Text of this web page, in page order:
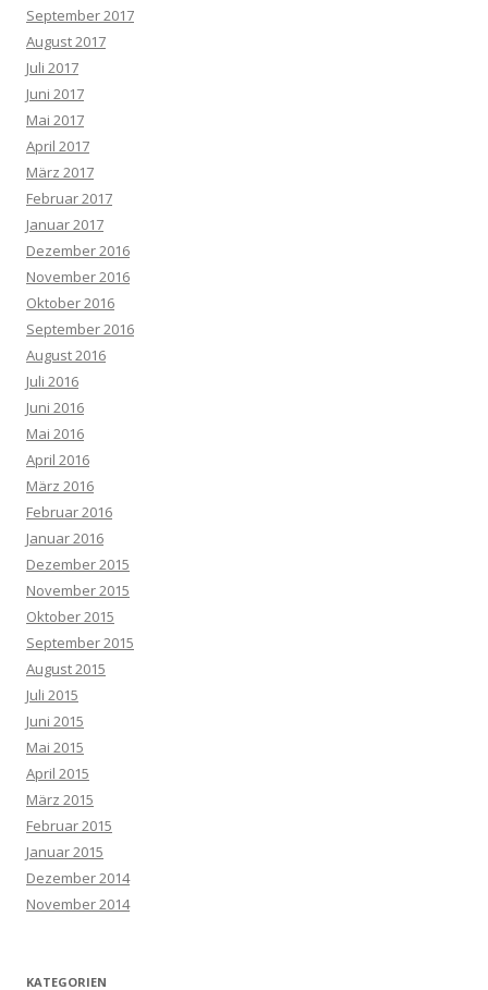
September 2017
August 2017
Juli 2017
Juni 2017
Mai 2017
April 2017
März 2017
Februar 2017
Januar 2017
Dezember 2016
November 2016
Oktober 2016
September 2016
August 2016
Juli 2016
Juni 2016
Mai 2016
April 2016
März 2016
Februar 2016
Januar 2016
Dezember 2015
November 2015
Oktober 2015
September 2015
August 2015
Juli 2015
Juni 2015
Mai 2015
April 2015
März 2015
Februar 2015
Januar 2015
Dezember 2014
November 2014
KATEGORIEN